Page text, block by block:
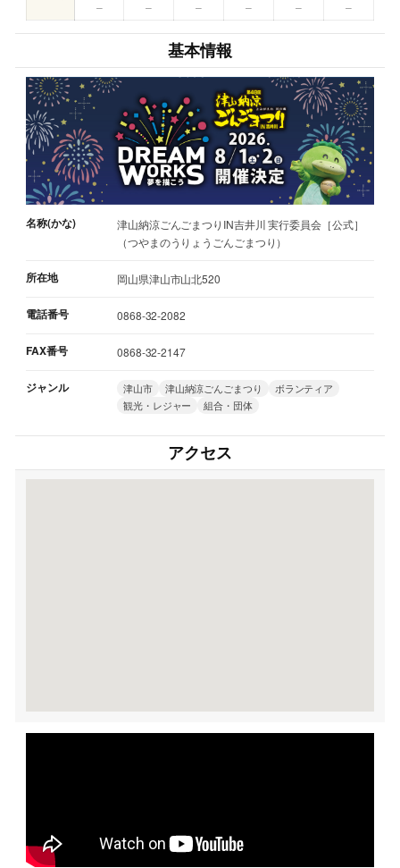
–
– – – – –
基本情報
名称(かな)
津山納涼ごんごまつりIN吉井川 実行委員会［公式］
（つやまのうりょうごんごまつり）
所在地 岡山県津山市山北520
電話番号 0868-32-2082
FAX番号 0868-32-2147
ジャンル 津山市 津山納涼ごんごまつり
ボランティア
観光・レジャー
組合・団体
アクセス